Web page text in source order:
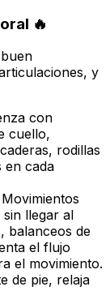
🔥
y
con
cuello,
rodillas
en cada
Movimientos
llegar al
balanceos de
el flujo
el movimiento.
de pie, relaja